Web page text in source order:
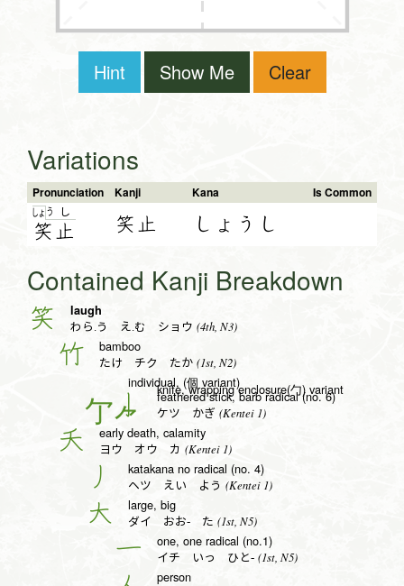
Hint Show Me Clear
Variations
Pronunciation Kanji Kana Is Common
しょ う
笑
し
止 笑止 しょうし
Contained Kanji Breakdown
笑 laugh
わら.う え.む ショウ (4th, N3)
竹 bamboo
たけ チク たか (1st, N2)
individual, (個 variant)
knife, wrapping enclosure(勹) variant
亅 feathered stick, barb radical (no. 6)
ケツ かぎ (Kentei 1)
夭 early death, calamity
ヨウ オウ カ (Kentei 1)
丿 katakana no radical (no. 4)
ヘツ えい よう (Kentei 1)
大 large, big
ダイ おお- た (1st, N5)
一 one, one radical (no.1)
イチ いっ ひと- (1st, N5)
person